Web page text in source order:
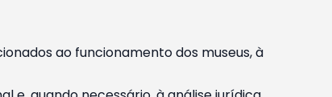
ao funcionamento dos museus, à